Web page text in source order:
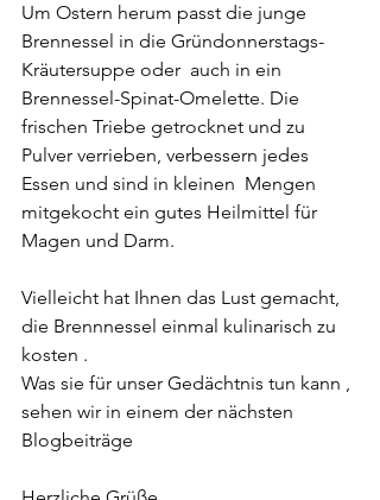
Um Ostern herum passt die junge
Brennessel in die Gründonnerstags-
Kräutersuppe oder  auch in ein
Brennessel-Spinat-Omelette. Die
frischen Triebe getrocknet und zu
Pulver verrieben, verbessern jedes
Essen und sind in kleinen  Mengen
mitgekocht ein gutes Heilmittel für
Magen und Darm.
Vielleicht hat Ihnen das Lust gemacht,
die Brennnessel einmal kulinarisch zu
kosten .
Was sie für unser Gedächtnis tun kann ,
sehen wir in einem der nächsten
Blogbeiträge